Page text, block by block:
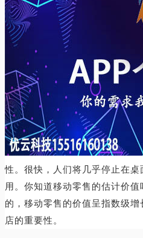
性。很快，人们将几乎停止在
用。你知道移动零售的估计价
的，移动零售的价值呈指数级
店的重要性。